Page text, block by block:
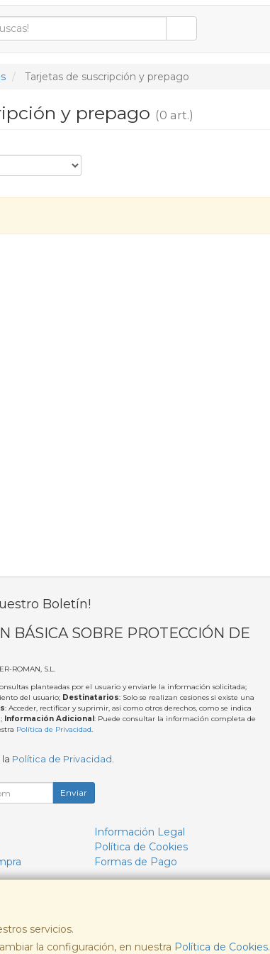
Tarjetas de suscripción y prepago
y prepago (0 art.)
servicios.
la configuración, en nuestra Política de Cookies.
Boletín!
BÁSICA SOBRE PROTECCIÓN DE
ROMAN, S.L.
planteadas por el usuario y enviarle la información solicitada;
del usuario; Destinatarios: Solo se realizan cesiones si existe una
: Acceder, rectificar y suprimir, así como otros derechos, como se indica
Información Adicional: Puede consultar la información completa de
Política de Privacidad.
Política de Privacidad .
Enviar
Información Legal
Política de Cookies
Formas de Pago
, , , , España. - C.I.F.: B57693244 - Tfno: